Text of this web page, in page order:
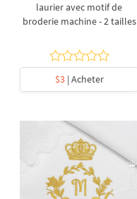
laurier avec motif de
broderie machine - 2 tailles
$3| Acheter